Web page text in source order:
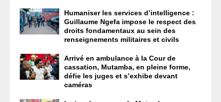
Humaniser les services d’intelligence :
Guillaume Ngefa impose le respect des
droits fondamentaux au sein des
renseignements militaires et civils
Arrivé en ambulance à la Cour de
cassation, Mutamba, en pleine forme,
défie les juges et s’exhibe devant
caméras